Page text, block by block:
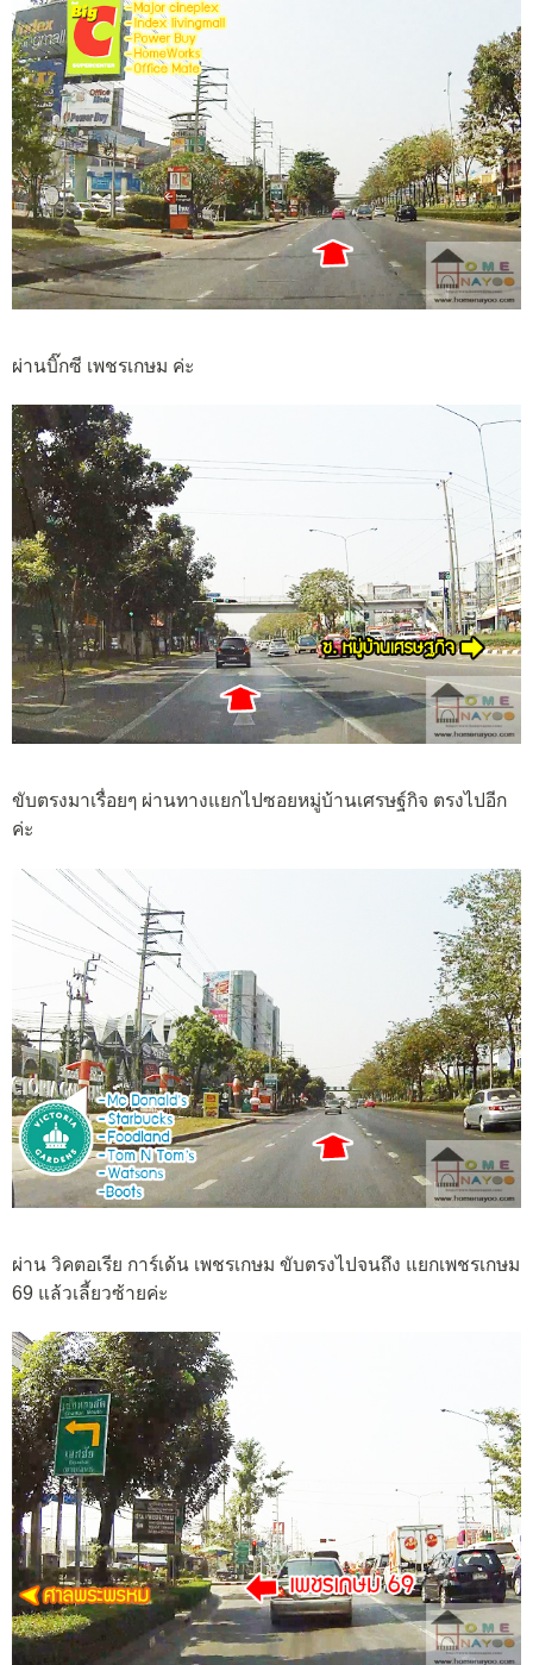
ผ่านบิ๊กซี เพชรเกษม ค่ะ
ขับตรงมาเรื่อยๆ ผ่านทางแยกไปซอยหมู่บ้านเศรษฐ์กิจ ตรงไปอีก
ค่ะ
ผ่าน วิคตอเรีย การ์เด้น เพชรเกษม ขับตรงไปจนถึง แยกเพชรเกษม
69 แล้วเลี้ยวซ้ายค่ะ